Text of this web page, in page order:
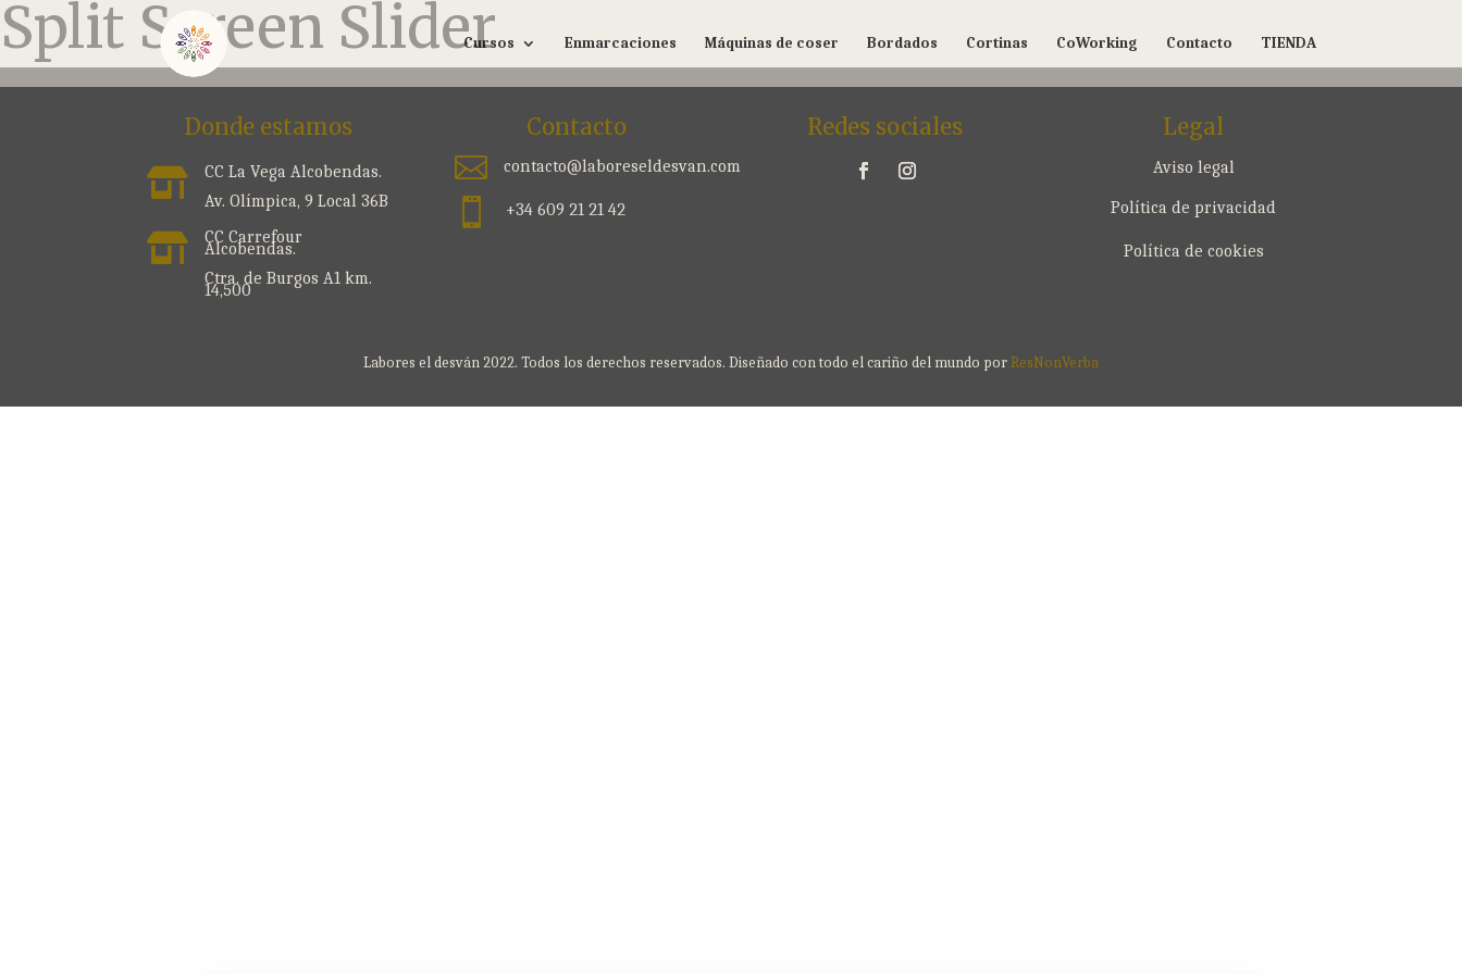
Cursos Enmarcaciones Máquinas de coser Bordados Cortinas CoWorking Contacto TIENDA
Split Screen Slider
Donde estamos

CC La Vega Alcobendas.
Av. Olímpica, 9 Local 36B
 CC Carrefour
Alcobendas.
Ctra. de Burgos A1 km.
14,500
Contacto
 contacto@laboreseldesvan.com
 +34 609 21 21 42
Redes sociales Legal
Aviso legal
Política de privacidad
Política de cookies
Labores el desván 2022. Todos los derechos reservados. Diseñado con todo el cariño del mundo porResNonVerba